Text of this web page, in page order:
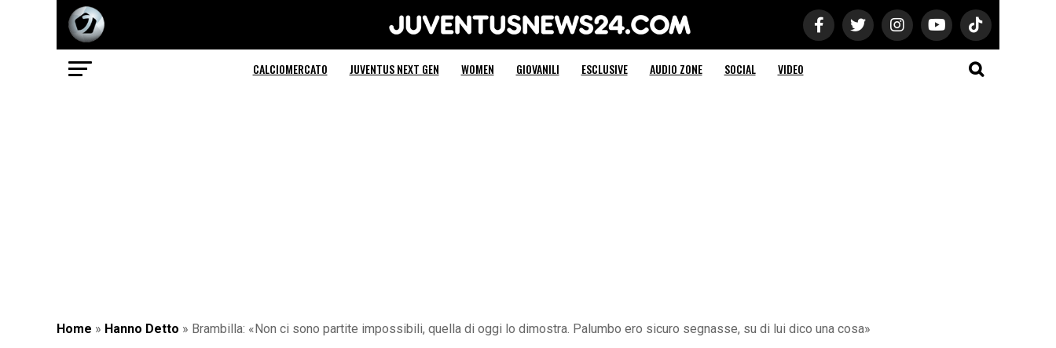
Juventus News 24
CALCIOMERCATO JUVENTUS NEXT GEN WOMEN GIOVANILI ESCLUSIVE AUDIO ZONE SOCIAL VIDEO
Home » Hanno Detto » Brambilla: «Non ci sono partite impossibili, quella di oggi lo dimostra. Palumbo ero sicuro segnasse, su di lui dico una cosa»